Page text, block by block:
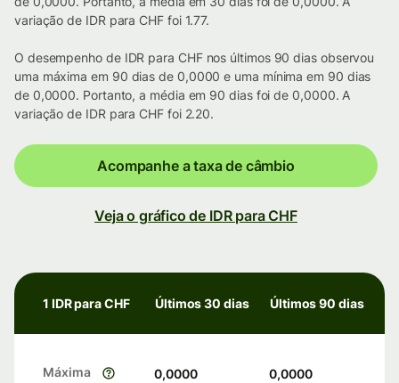
variação de IDR para CHF foi 1.77.
O desempenho de IDR para CHF nos últimos 90 dias observou
uma máxima em 90 dias de 0,0000 e uma mínima em 90 dias
de 0,0000. Portanto, a média em 90 dias foi de 0,0000. A
variação de IDR para CHF foi 2.20.
Acompanhe a taxa de câmbio
Veja o gráfico de IDR para CHF
1 IDR para CHF Últimos 30 dias Últimos 90 dias
Máxima 0,0000 0,0000